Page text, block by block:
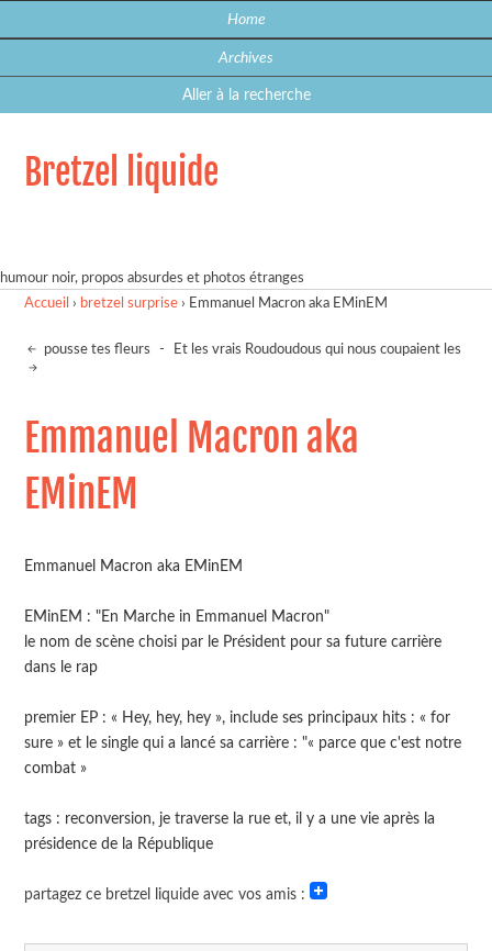
Home
Archives
Aller à la recherche
Bretzel liquide
humour noir, propos absurdes et photos étranges
Accueil › bretzel surprise › Emmanuel Macron aka EMinEM
pousse tes fleurs - Et les vrais Roudoudous qui nous coupaient les
Emmanuel Macron aka
EMinEM
Emmanuel Macron aka EMinEM
EMinEM : "En Marche in Emmanuel Macron"
le nom de scène choisi par le Président pour sa future carrière
dans le rap
premier EP : « Hey, hey, hey », include ses principaux hits : « for
sure » et le single qui a lancé sa carrière : "« parce que c'est notre
combat »
tags : reconversion, je traverse la rue et, il y a une vie après la
présidence de la République
partagez ce bretzel liquide avec vos amis :